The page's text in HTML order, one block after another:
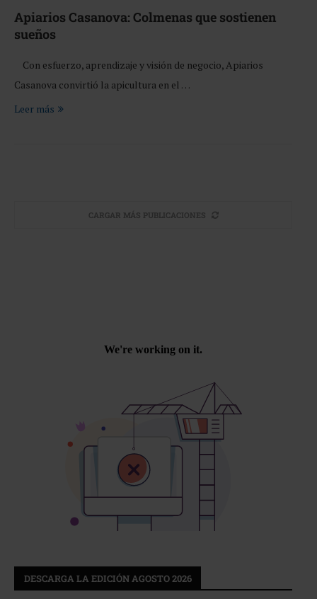
Apiarios Casanova: Colmenas que sostienen
sueños
Con esfuerzo, aprendizaje y visión de negocio, Apiarios
Casanova convirtió la apicultura en el …
Leer más
CARGAR MÁS PUBLICACIONES
DESCARGA LA EDICIÓN AGOSTO 2026